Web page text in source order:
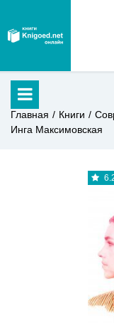
Главная Книги
Инга Максимовская